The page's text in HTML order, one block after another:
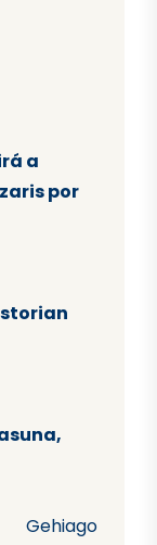
a
por
Gehiago